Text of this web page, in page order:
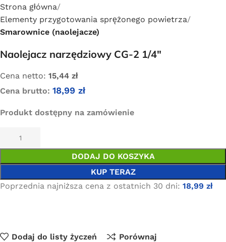
Strona główna
Elementy przygotowania sprężonego powietrza
Smarownice (naolejacze)
Naolejacz narzędziowy CG-2 1/4″
Cena netto: 15,44 zł
Cena brutto: 18,99 zł
Produkt dostępny na zamówienie
DODAJ DO KOSZYKA
KUP TERAZ
Poprzednia najniższa cena z ostatnich 30 dni: 18,99 zł
Dodaj do listy życzeń Porównaj